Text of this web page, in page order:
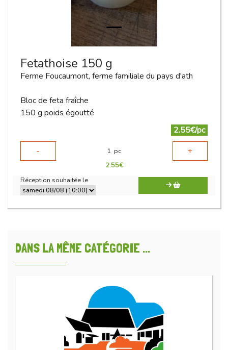
Fetathoise 150 g
Ferme Foucaumont, ferme familiale du pays d'ath
Bloc de feta fraîche
150 g poids égoutté
2.55€/pc
-
1 pc +
2.55€
Réception souhaitée le
DANS LA MÊME CATÉGORIE ...